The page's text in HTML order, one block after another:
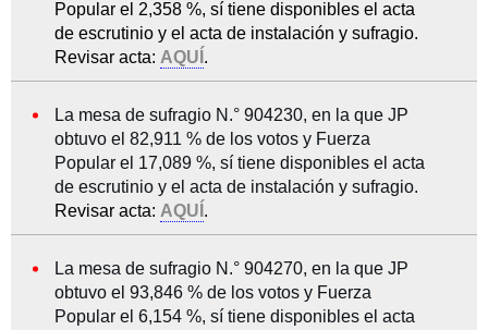
Popular el 2,358 %, sí tiene disponibles el acta
de escrutinio y el acta de instalación y sufragio.
Revisar acta: AQUÍ .
La mesa de sufragio N.° 904230, en la que JP
obtuvo el 82,911 % de los votos y Fuerza
Popular el 17,089 %, sí tiene disponibles el acta
de escrutinio y el acta de instalación y sufragio.
Revisar acta: AQUÍ .
La mesa de sufragio N.° 904270, en la que JP
obtuvo el 93,846 % de los votos y Fuerza
Popular el 6,154 %, sí tiene disponibles el acta